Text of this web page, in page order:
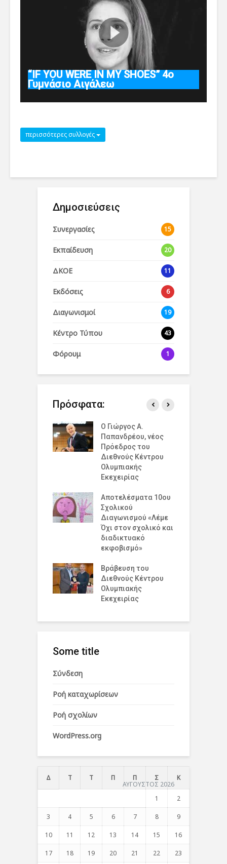
“IF YOU WERE IN MY SHOES” 4ο
Γυμνάσιο Αιγάλεω
περισσότερες συλλογές
Δημοσιεύσεις
Συνεργασίες 15
Εκπαίδευση 20
ΔΚΟΕ 11
Εκδόσεις 6
Διαγωνισμοί 19
Κέντρο Τύπου 43
Φόρουμ 1
Πρόσφατα:
Ο Γιώργος Α.
Παπανδρέου, νέος
Πρόεδρος του
Διεθνούς Κέντρου
Ολυμπιακής
Εκεχειρίας
Αποτελέσματα 10ου
Σχολικού
Διαγωνισμού «Λέμε
Όχι στον σχολικό και
διαδικτυακό
εκφοβισμό»
Βράβευση του
Διεθνούς Κέντρου
Ολυμπιακής
Εκεχειρίας
Some title
Σύνδεση
Ροή καταχωρίσεων
Ροή σχολίων
WordPress.org
ΑΥΓΟΥΣΤΟΣ 2026
Δ Τ Τ Π Π Σ Κ
1 2
3 4 5 6 7 8 9
10 11 12 13 14 15 16
17 18 19 20 21 22 23